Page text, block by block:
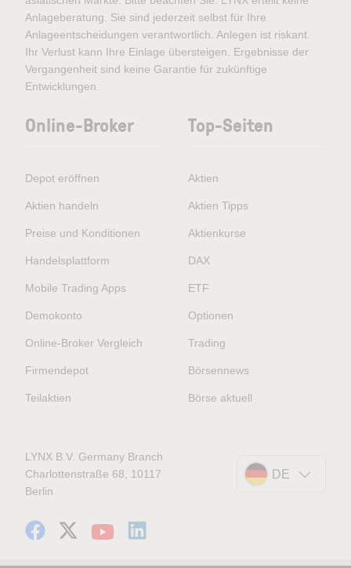
Anlageberatung. Sie sind jederzeit selbst für Ihre
Anlageentscheidungen verantwortlich. Anlegen ist riskant.
Ihr Verlust kann Ihre Einlage übersteigen. Ergebnisse der
Vergangenheit sind keine Garantie für zukünftige
Entwicklungen.
Online-Broker
Depot eröffnen
Aktien handeln
Preise und Konditionen
Handelsplattform
Mobile Trading Apps
Demokonto
Online-Broker Vergleich
Firmendepot
Teilaktien
Top-Seiten
Aktien
Aktien Tipps
Aktienkurse
DAX
ETF
Optionen
Trading
Börsennews
Börse aktuell
LYNX B.V. Germany Branch
Charlottenstraße 68, 10117
Berlin
DE